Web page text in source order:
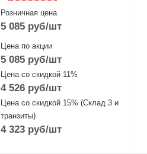
Розничная цена
5 085руб/шт
Цена по акции
5 085руб/шт
Цена со скидкой 11%
4 526руб/шт
Цена со скидкой 15% (Склад 3 и
транзиты)
4 323руб/шт